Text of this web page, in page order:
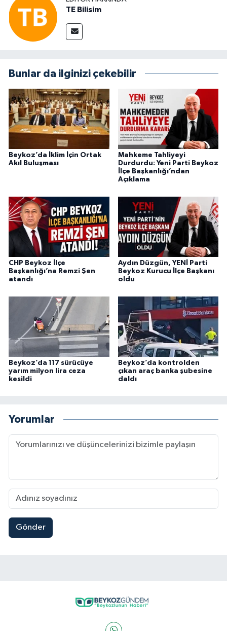
TE Bilisim
Bunlar da ilginizi çekebilir
Beykoz’da İklim İçin Ortak
Akıl Buluşması
Mahkeme Tahliyeyi
Durdurdu: Yeni Parti Beykoz
İlçe Başkanlığı’ndan
Açıklama
CHP Beykoz İlçe
Başkanlığı’na Remzi Şen
atandı
Aydın Düzgün, YENİ Parti
Beykoz Kurucu İlçe Başkanı
oldu
Beykoz’da 117 sürücüye
yarım milyon lira ceza
kesildi
Beykoz’da kontrolden
çıkan araç banka şubesine
daldı
Yorumlar
Gönder